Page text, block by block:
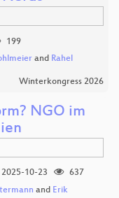
199
and Rahel
Winterkongress 2026
NGO im
2025-10-23
637
and Erik